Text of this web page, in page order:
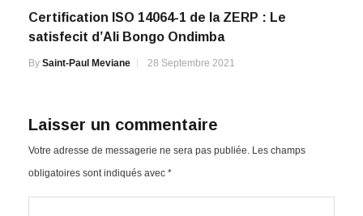
Certification ISO 14064-1 de la ZERP : Le
satisfecit d’Ali Bongo Ondimba
By Saint-Paul Meviane 28 Septembre 2021
Laisser un commentaire
Votre adresse de messagerie ne sera pas publiée. Les champs
obligatoires sont indiqués avec *